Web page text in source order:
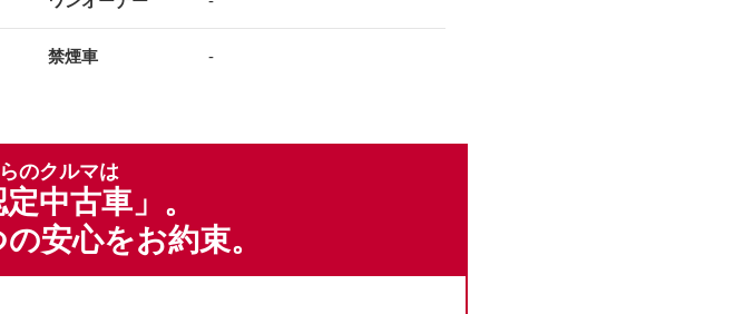
禁煙車 -
のクルマは
定中古車」。
安心をお約束。